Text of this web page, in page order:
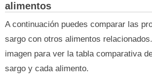
alimentos
A continuación puedes comparar las
sargo con otros alimentos
imagen para ver la tabla comparativa
sargo y cada alimento.